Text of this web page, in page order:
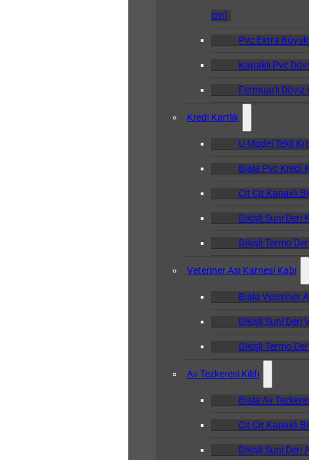
cm)
Pvc Extra
Kapaklı Pvc
Fermuarlı Döviz
Kredi Kartlık
U Model Tekli
Biala Pvc Kredi
Çıt Çıt Kapaklı
Dikişli Suni Deri
Dikişli Termo
Veteriner Aşı Karnesi Kabı
Biala Veteriner
Dikişli Suni Deri
Dikişli Termo
Av Tezkeresi Kılıfı
Biala Av
Çıt Çıt Kapaklı
Dikişli Suni Deri